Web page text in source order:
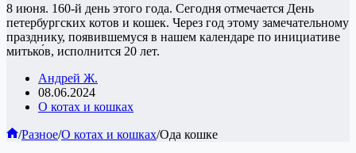
8 июня. 160-й день этого года. Сегодня отмечается День
петербургских котов и кошек. Через год этому замечательному
празднику, появившемуся в нашем календаре по инициативе
митько́в, исполнится 20 лет.
Андрей Ж.
08.06.2024
О котах и кошках
Главная
/Разное/О котах и кошках/Ода кошке